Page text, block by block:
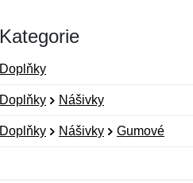
Kategorie
Doplňky
Doplňky Nášivky
Doplňky Nášivky Gumové